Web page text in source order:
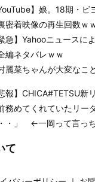
YouTube】娘。18期・
密着映像の再生回数ｗ
緊急】Yahooニュースに
編ネタバレｗｗ
麗菜ちゃんが大変なこ
悲報】CHICA#TETSU新
務めてくれていたリー
・」 ←一岡って言っ
て